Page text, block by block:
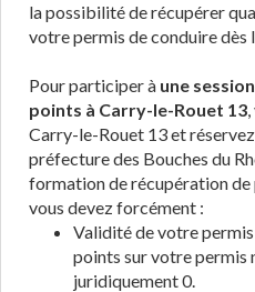
la possibilité de récupérer
votre permis de conduire dès
Pour participer à une
points à Carry-le-Rouet 13
Carry-le-Rouet 13 et
préfecture des Bouches du
formation de récupération
vous devez forcément :
Validité de votre
points sur votre permis
juridiquement 0.